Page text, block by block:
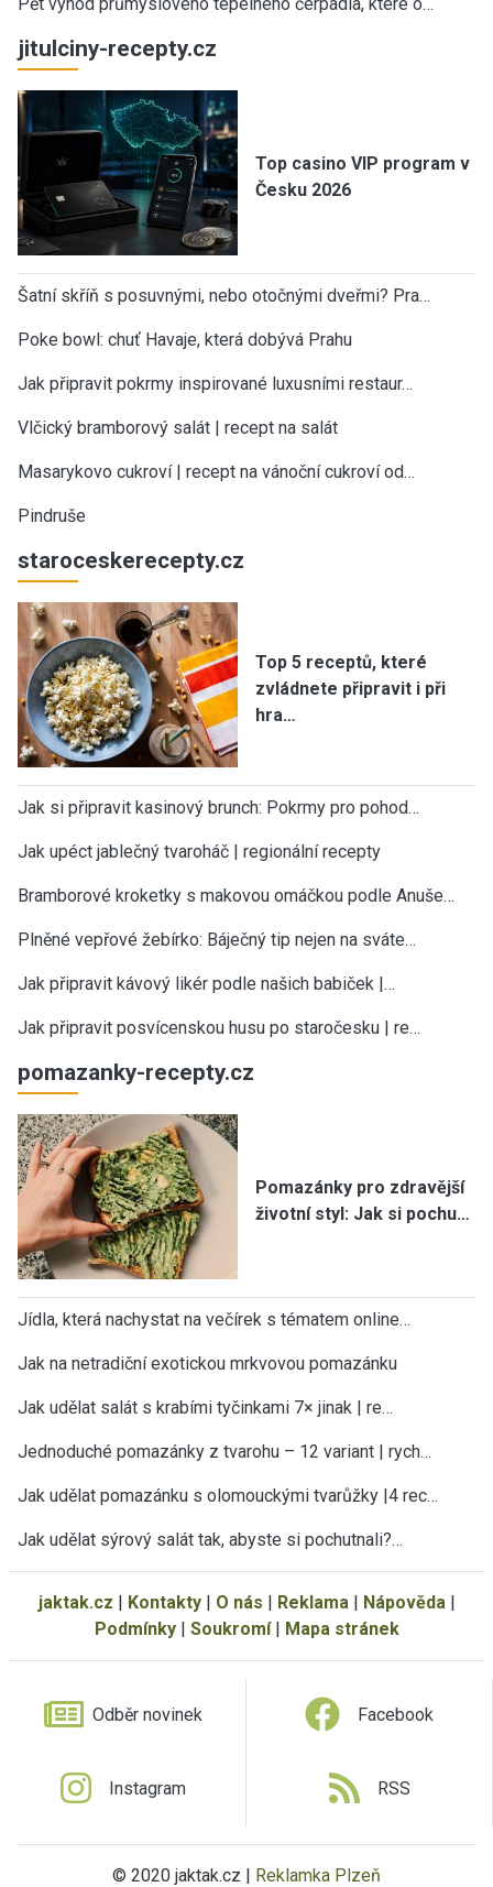
jitulciny-recepty.cz
Top casino VIP program v
Česku 2026
Šatní skříň s posuvnými, nebo otočnými dveřmi? Pra…
Poke bowl: chuť Havaje, která dobývá Prahu
Jak připravit pokrmy inspirované luxusními restaur…
Vlčický bramborový salát | recept na salát
Masarykovo cukroví | recept na vánoční cukroví od…
Pindruše
staroceskerecepty.cz
Top 5 receptů, které
zvládnete připravit i při
hra…
Jak si připravit kasinový brunch: Pokrmy pro pohod…
Jak upéct jablečný tvaroháč | regionální recepty
Bramborové kroketky s makovou omáčkou podle Anuše…
Plněné vepřové žebírko: Báječný tip nejen na sváte…
Jak připravit kávový likér podle našich babiček |…
Jak připravit posvícenskou husu po staročesku | re…
pomazanky-recepty.cz
Pomazánky pro zdravější
životní styl: Jak si pochu…
Jídla, která nachystat na večírek s tématem online…
Jak na netradiční exotickou mrkvovou pomazánku
Jak udělat salát s krabími tyčinkami 7× jinak | re…
Jednoduché pomazánky z tvarohu – 12 variant | rych…
Jak udělat pomazánku s olomouckými tvarůžky |4 rec…
Jak udělat sýrový salát tak, abyste si pochutnali?…
jaktak.cz | Kontakty| O nás | Reklama| Nápověda|
Podmínky| Soukromí| Mapa stránek
Odběr novinek Facebook
Instagram RSS
© 2020 jaktak.cz | Reklamka Plzeň